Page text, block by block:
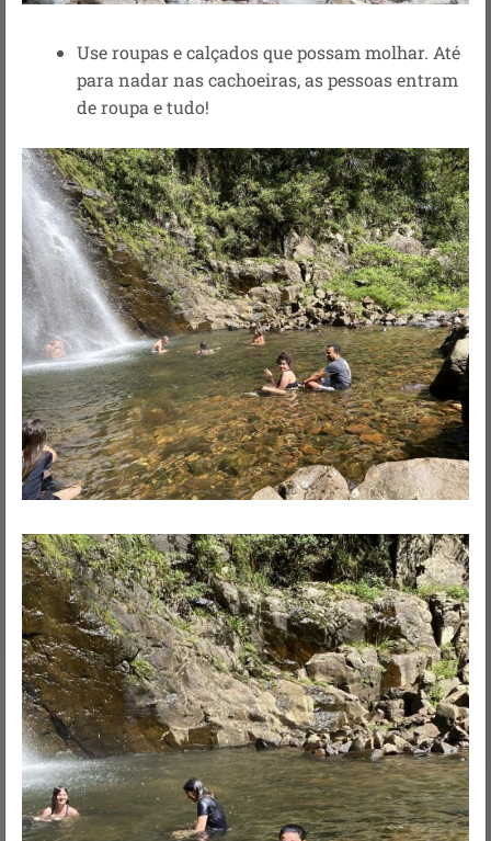
Use roupas e calçados que possam molhar. Até
para nadar nas cachoeiras, as pessoas entram
de roupa e tudo!